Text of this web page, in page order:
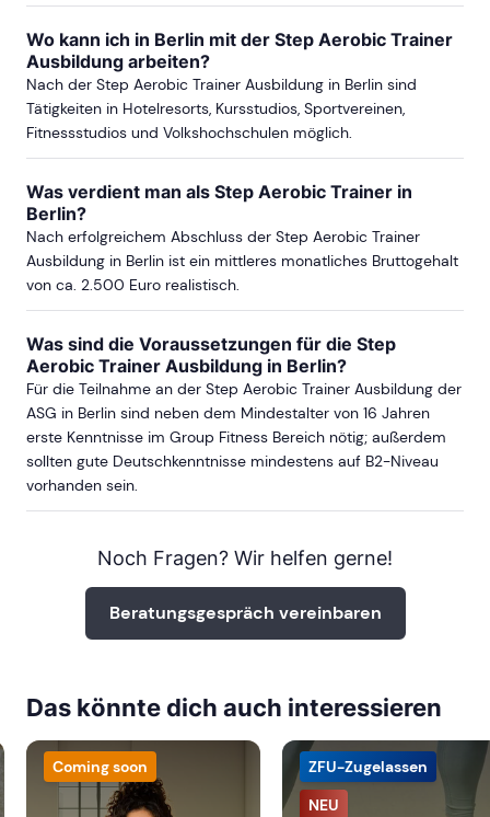
Wo kann ich in Berlin mit der Step Aerobic Trainer
Ausbildung arbeiten?
Nach der Step Aerobic Trainer Ausbildung in Berlin sind
Tätigkeiten in Hotelresorts, Kursstudios, Sportvereinen,
Fitnessstudios und Volkshochschulen möglich.
Was verdient man als Step Aerobic Trainer in
Berlin?
Nach erfolgreichem Abschluss der Step Aerobic Trainer
Ausbildung in Berlin ist ein mittleres monatliches Bruttogehalt
von ca. 2.500 Euro realistisch.
Was sind die Voraussetzungen für die Step
Aerobic Trainer Ausbildung in Berlin?
Für die Teilnahme an der Step Aerobic Trainer Ausbildung der
ASG in Berlin sind neben dem Mindestalter von 16 Jahren
erste Kenntnisse im Group Fitness Bereich nötig; außerdem
sollten gute Deutschkenntnisse mindestens auf B2-Niveau
vorhanden sein.
Noch Fragen? Wir helfen gerne!
Beratungsgespräch vereinbaren
Das könnte dich auch interessieren
Coming soon
NEU
ZFU-Zugelassen